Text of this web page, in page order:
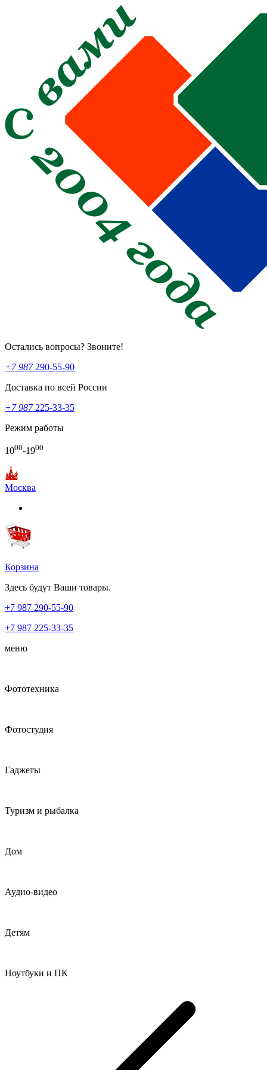
Остались вопросы? Звоните!
+7 987290-55-90
Доставка по всей России
+7 987225-33-35
Режим работы
1000-1900
Москва
Корзина
Здесь будут Ваши товары.
+7 987 290-55-90
+7 987 225-33-35
меню
Фототехника
Фотостудия
Гаджеты
Туризм и рыбалка
Дом
Аудио-видео
Детям
Ноутбуки и ПК